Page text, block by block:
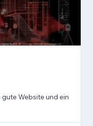
Website und ein